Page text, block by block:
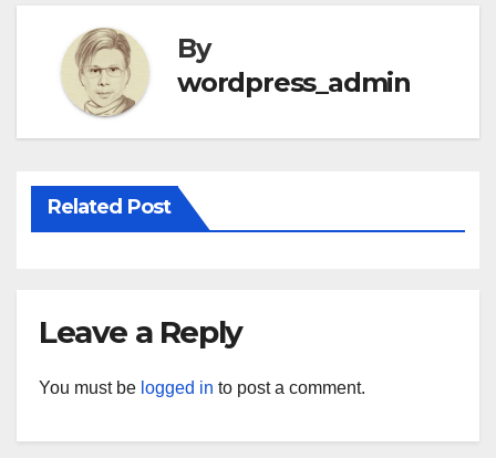
By
wordpress_admin
Related Post
Leave a Reply
You must be logged in to post a comment.